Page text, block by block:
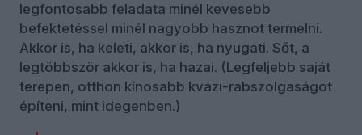
legfontosabb feladata minél kevesebb
befektetéssel minél nagyobb hasznot termelni.
Akkor is, ha keleti, akkor is, ha nyugati. Sőt, a
legtöbbször akkor is, ha hazai. (Legfeljebb saját
terepen, otthon kínosabb kvázi-rabszolgaságot
építeni, mint idegenben.)